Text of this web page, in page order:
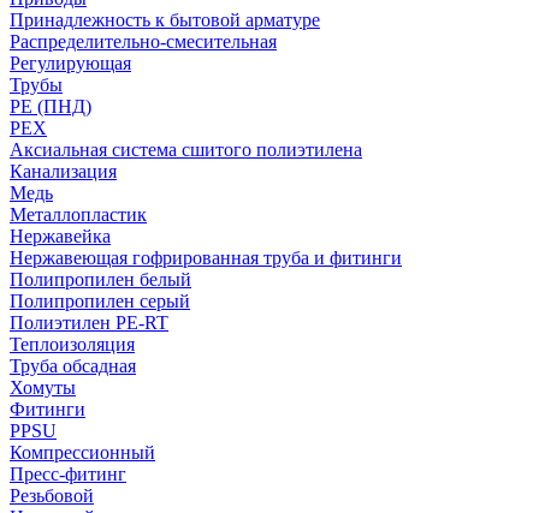
Принадлежность к бытовой арматуре
Распределительно-смесительная
Регулирующая
Трубы
PE (ПНД)
PEX
Аксиальная система сшитого полиэтилена
Канализация
Медь
Металлопластик
Нержавейка
Нержавеющая гофрированная труба и фитинги
Полипропилен белый
Полипропилен серый
Полиэтилен PE-RT
Теплоизоляция
Труба обсадная
Хомуты
Фитинги
PPSU
Компрессионный
Пресс-фитинг
Резьбовой